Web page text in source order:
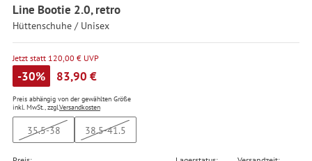
Line Bootie 2.0, retro
Hüttenschuhe / Unisex
Jetzt statt 120,00 € UVP
-30% 83,90 €
Preis abhängig von der gewählten Größe
inkl. MwSt., zzgl.Versandkosten
35.5-38 38.5-41.5